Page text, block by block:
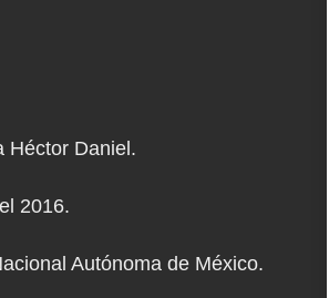
Héctor Daniel.
2016.
Autónoma de México.